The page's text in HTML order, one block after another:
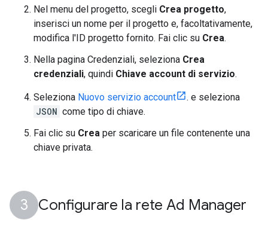
Nel menu del progetto, scegli Crea progetto,
inserisci un nome per il progetto e, facoltativamente,
modifica l'ID progetto fornito. Fai clic su Crea.
Nella pagina Credenziali, seleziona Crea
credenziali, quindi Chiave account di servizio.
Seleziona Nuovo servizio account
. e seleziona
JSON come tipo di chiave.
Fai clic su Crea per scaricare un file contenente una
chiave privata.
Configurare la rete Ad Manager